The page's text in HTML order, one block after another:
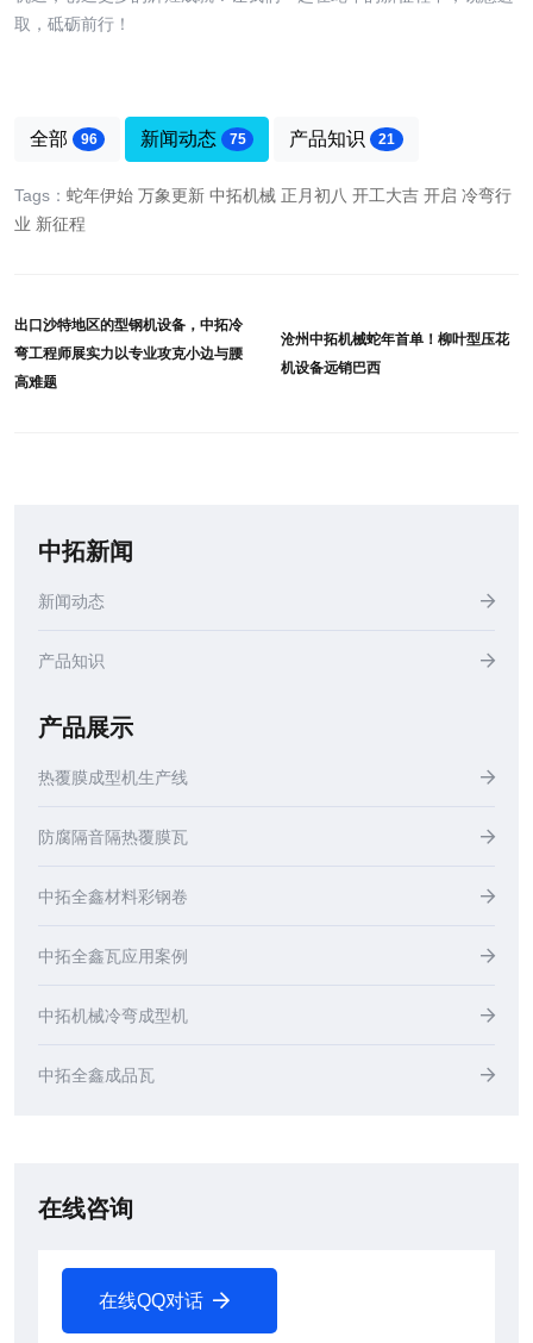
取，砥砺前行！
全部 96 新闻动态 75 产品知识 21
Tags： 蛇年伊始 万象更新 中拓机械 正月初八 开工大吉 开启 冷弯行
业 新征程
出口沙特地区的型钢机设备，中拓冷
弯工程师展实力以专业攻克小边与腰
高难题
沧州中拓机械蛇年首单！柳叶型压花
机设备远销巴西
中拓新闻
新闻动态
产品知识
产品展示
热覆膜成型机生产线
防腐隔音隔热覆膜瓦
中拓全鑫材料彩钢卷
中拓全鑫瓦应用案例
中拓机械冷弯成型机
中拓全鑫成品瓦
在线咨询
在线QQ对话